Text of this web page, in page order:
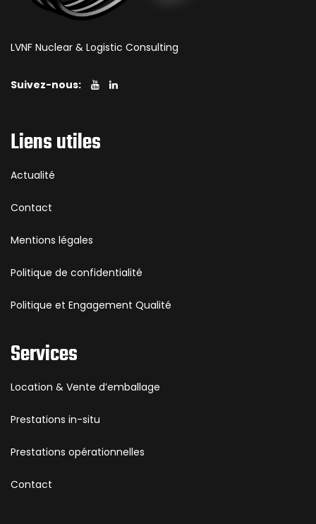
LVNF Nuclear & Logistic Consulting
Suivez-nous:
Liens utiles
Actualité
Contact
Mentions légales
Politique de confidentialité
Politique et Engagement Qualité
Services
Location & Vente d’emballage
Prestations in-situ
Prestations opérationnelles
Contact